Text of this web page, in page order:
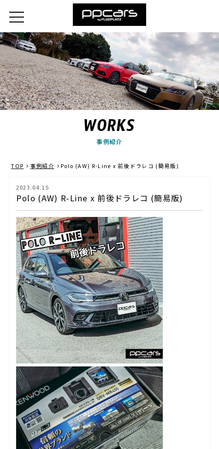
WORKS
事例紹介
TOP 事例紹介 Polo (AW) R-Line x 前後ドラレコ (簡易版)
2023.04.15
Polo (AW) R-Line x 前後ドラレコ (簡易版)